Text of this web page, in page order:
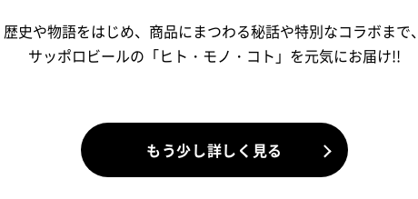
歴史や物語をはじめ、商品にまつわる秘話や特別なコラボまで、
サッポロビールの「ヒト・モノ・コト」を元気にお届け!!
もう少し詳しく見る